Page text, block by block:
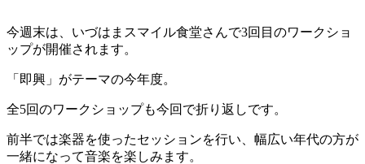
今週末は、いづはまスマイル食堂さんで3回目のワークショ
ップが開催されます。
「即興」がテーマの今年度。
全5回のワークショップも今回で折り返しです。
前半では楽器を使ったセッションを行い、幅広い年代の方が
一緒になって音楽を楽しみます。